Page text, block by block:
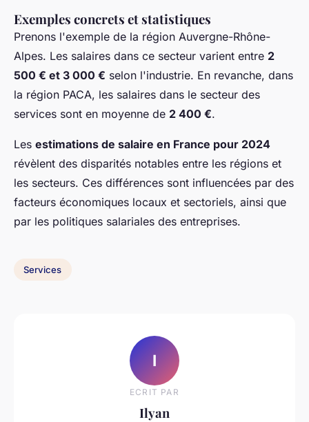
Exemples concrets et statistiques
Prenons l'exemple de la région Auvergne-Rhône-
Alpes. Les salaires dans ce secteur varient entre 2
500 € et 3 000 € selon l'industrie. En revanche, dans
la région PACA, les salaires dans le secteur des
services sont en moyenne de 2 400 €.
Les estimations de salaire en France pour 2024
révèlent des disparités notables entre les régions et
les secteurs. Ces différences sont influencées par des
facteurs économiques locaux et sectoriels, ainsi que
par les politiques salariales des entreprises.
Services
I
ECRIT PAR
Ilyan